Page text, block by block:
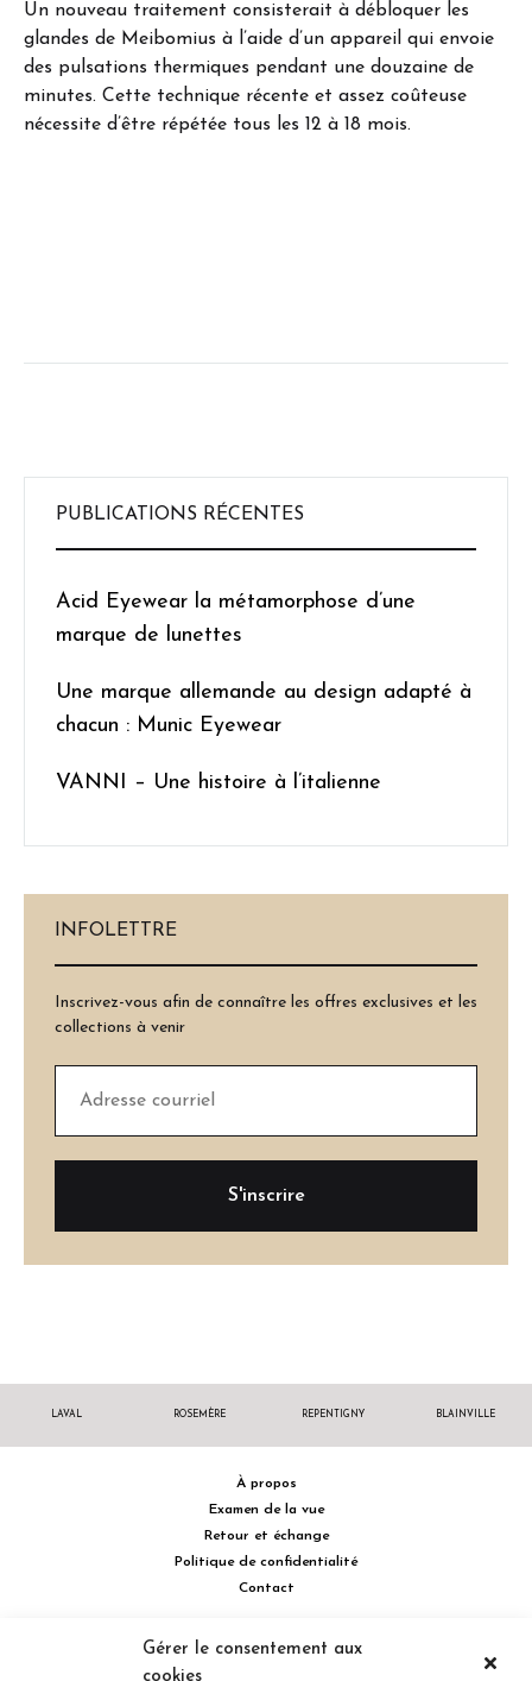
Gérer le consentement aux
cookies
Un nouveau traitement consisterait à débloquer les
glandes de Meibomius à l’aide d’un appareil qui envoie
des pulsations thermiques pendant une douzaine de
minutes. Cette technique récente et assez coûteuse
nécessite d’être répétée tous les 12 à 18 mois.
PUBLICATIONS RÉCENTES
Acid Eyewear la métamorphose d’une
marque de lunettes
Une marque allemande au design adapté à
chacun : Munic Eyewear
VANNI – Une histoire à l’italienne
INFOLETTRE
Inscrivez-vous afin de connaître les offres exclusives et les
collections à venir
LAVAL ROSEMÈRE REPENTIGNY BLAINVILLE
À propos
Examen de la vue
Retour et échange
Politique de confidentialité
Contact
514 732.0222